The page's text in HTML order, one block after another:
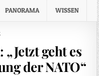
PANORAMA WISSEN
geht es
der NATO“